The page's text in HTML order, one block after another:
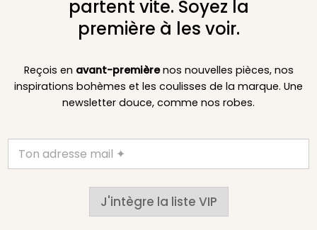
partent vite. Soyez la
première à les voir.
Reçois en avant-premièrenos nouvelles pièces, nos
inspirations bohèmes et les coulisses de la marque. Une
newsletter douce, comme nos robes.
J'intègre la liste VIP